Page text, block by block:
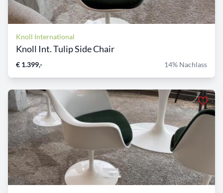
Knoll International
Knoll Int. Tulip Side Chair
€ 1.399,- 14% Nachlass